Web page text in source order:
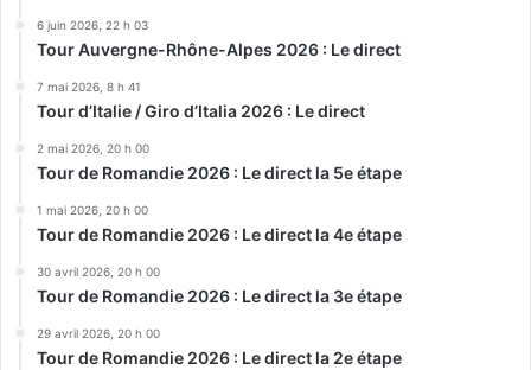
6 juin 2026, 22 h 03
Tour Auvergne-Rhône-Alpes 2026 : Le direct
7 mai 2026, 8 h 41
Tour d’Italie / Giro d’Italia 2026 : Le direct
2 mai 2026, 20 h 00
Tour de Romandie 2026 : Le direct la 5e étape
1 mai 2026, 20 h 00
Tour de Romandie 2026 : Le direct la 4e étape
30 avril 2026, 20 h 00
Tour de Romandie 2026 : Le direct la 3e étape
29 avril 2026, 20 h 00
Tour de Romandie 2026 : Le direct la 2e étape